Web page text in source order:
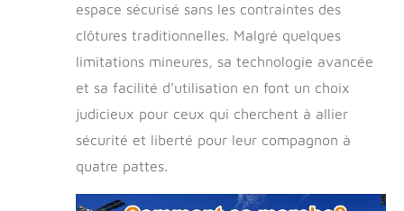
espace sécurisé sans les contraintes des
clôtures traditionnelles. Malgré quelques
limitations mineures, sa technologie avancée
et sa facilité d’utilisation en font un choix
judicieux pour ceux qui cherchent à allier
sécurité et liberté pour leur compagnon à
quatre pattes.